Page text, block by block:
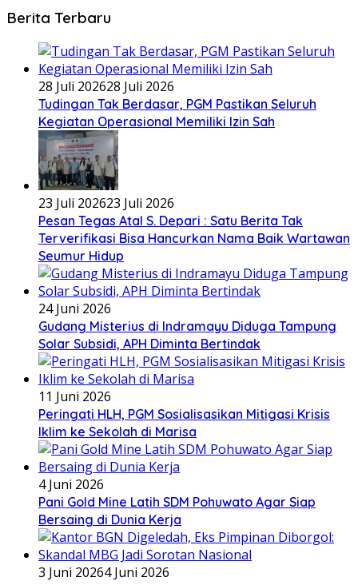
Berita Terbaru
28 Juli 202628 Juli 2026
Tudingan Tak Berdasar, PGM Pastikan Seluruh
Kegiatan Operasional Memiliki Izin Sah
23 Juli 202623 Juli 2026
Pesan Tegas Atal S. Depari : Satu Berita Tak
Terverifikasi Bisa Hancurkan Nama Baik Wartawan
Seumur Hidup
24 Juni 2026
Gudang Misterius di Indramayu Diduga Tampung
Solar Subsidi, APH Diminta Bertindak
11 Juni 2026
Peringati HLH, PGM Sosialisasikan Mitigasi Krisis
Iklim ke Sekolah di Marisa
4 Juni 2026
Pani Gold Mine Latih SDM Pohuwato Agar Siap
Bersaing di Dunia Kerja
3 Juni 20264 Juni 2026